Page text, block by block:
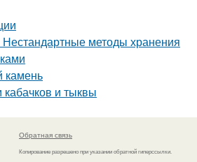
методы хранения
камень
кабачков и тыквы
Обратная связь
Копирование разрешено при указании обратной гиперссылки.